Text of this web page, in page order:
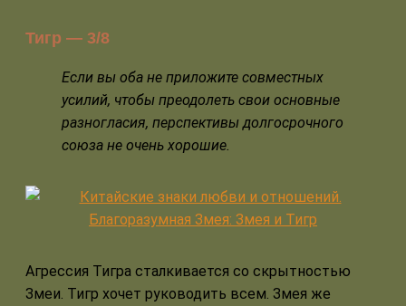
Тигр — 3/8
Если вы оба не приложите совместных
усилий, чтобы преодолеть свои основные
разногласия, перспективы долгосрочного
союза не очень хорошие.
Агрессия Тигра сталкивается со скрытностью
Змеи. Тигр хочет руководить всем. Змея же